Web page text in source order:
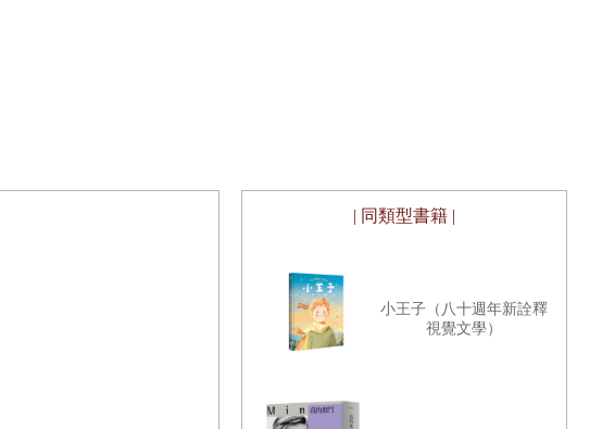
| 同類型書籍 |
小王子（八十週年新詮釋
視覺文學）